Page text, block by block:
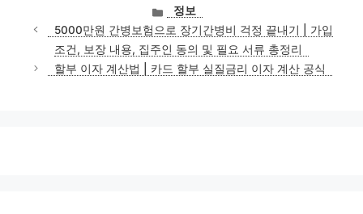
카
테
고
리
정보
5000만원 간병보험으로 장기간병비 걱정 끝내기 | 가입
조건, 보장 내용, 집주인 동의 및 필요 서류 총정리
할부 이자 계산법 | 카드 할부 실질금리 이자 계산 공식